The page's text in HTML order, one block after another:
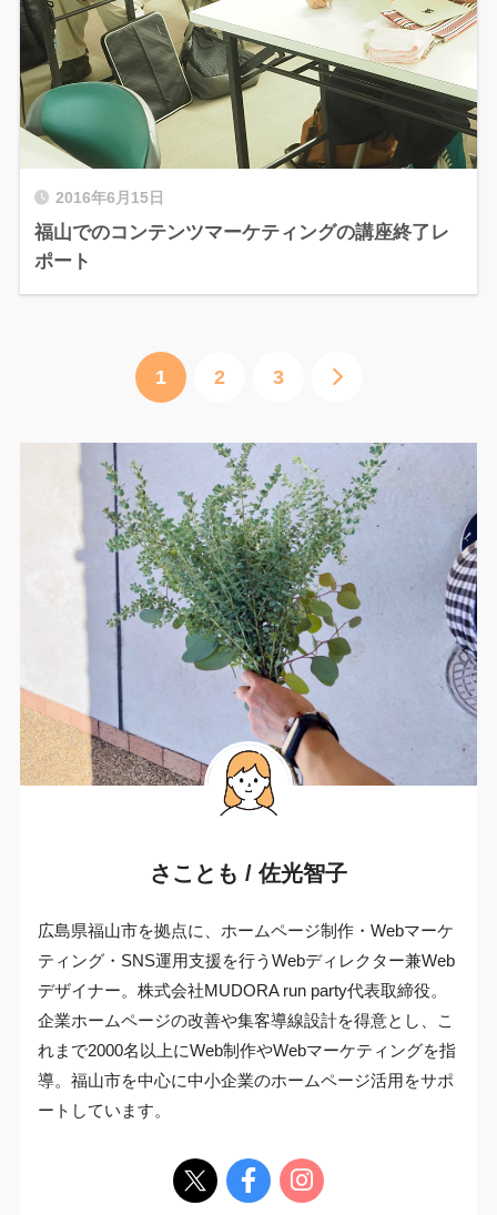
2016年6月15日
福山でのコンテンツマーケティングの講座終了レ
ポート
1 2 3
さことも / 佐光智子
広島県福山市を拠点に、ホームページ制作・Webマーケ
ティング・SNS運用支援を行うWebディレクター兼Web
デザイナー。株式会社MUDORA run party代表取締役。
企業ホームページの改善や集客導線設計を得意とし、こ
れまで2000名以上にWeb制作やWebマーケティングを指
導。福山市を中心に中小企業のホームページ活用をサポ
ートしています。